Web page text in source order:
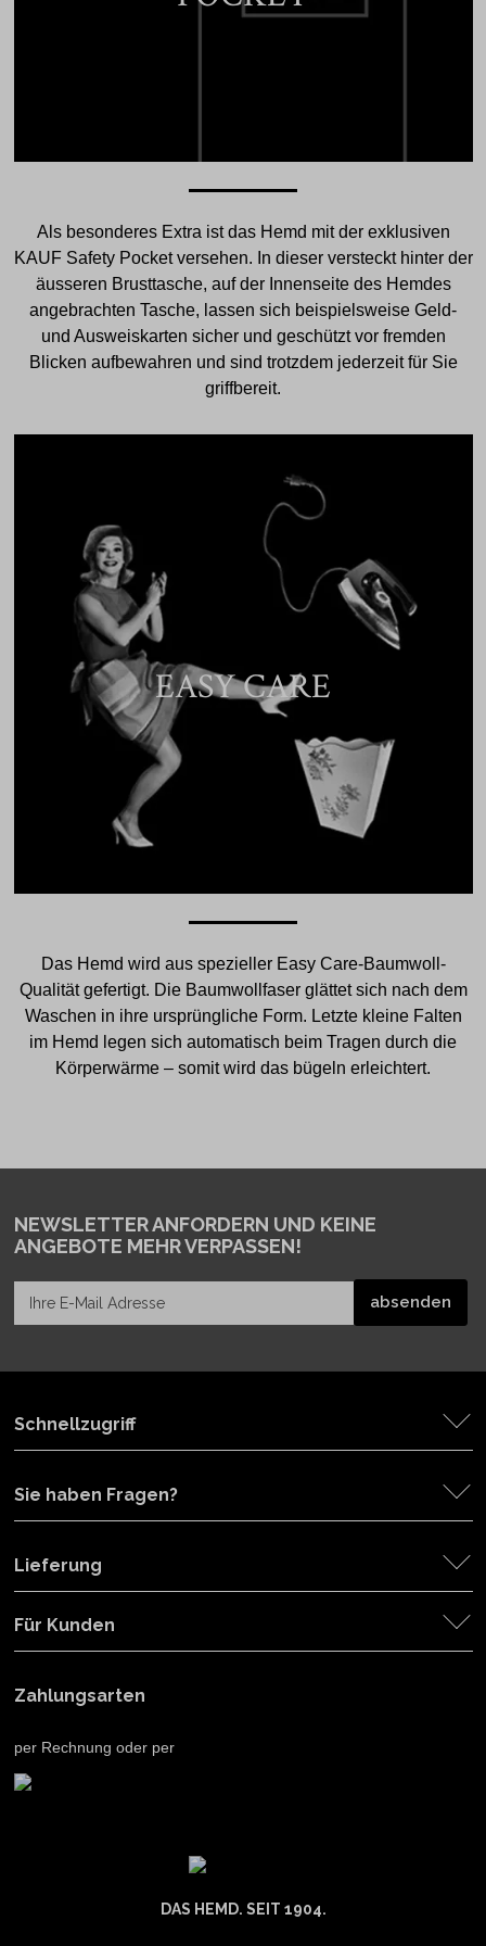
Als besonderes Extra ist das Hemd mit der exklusiven
KAUF Safety Pocket versehen. In dieser versteckt hinter der
äusseren Brusttasche, auf der Innenseite des Hemdes
angebrachten Tasche, lassen sich beispielsweise Geld-
und Ausweiskarten sicher und geschützt vor fremden
Blicken aufbewahren und sind trotzdem jederzeit für Sie
griffbereit.
EASY CARE
Das Hemd wird aus spezieller Easy Care-Baumwoll-
Qualität gefertigt. Die Baumwollfaser glättet sich nach dem
Waschen in ihre ursprüngliche Form. Letzte kleine Falten
im Hemd legen sich automatisch beim Tragen durch die
Körperwärme – somit wird das bügeln erleichtert.
NEWSLETTER ANFORDERN UND KEINE
ANGEBOTE MEHR VERPASSEN!
Schnellzugriff
Sie haben Fragen?
Lieferung
Für Kunden
Zahlungsarten
per Rechnung oder per
DAS HEMD. SEIT 1904.